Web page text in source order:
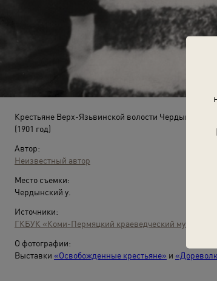
Крестьяне Верх-Язьвинской волости Чердынского
(1901 год)
Автор:
Неизвестный автор
Место съемки:
Чердынский у.
Источники:
ГКБУК «Коми-Пермяцкий краеведческий музей им.
О фотографии:
Выставки «Освобожденные крестьяне» и